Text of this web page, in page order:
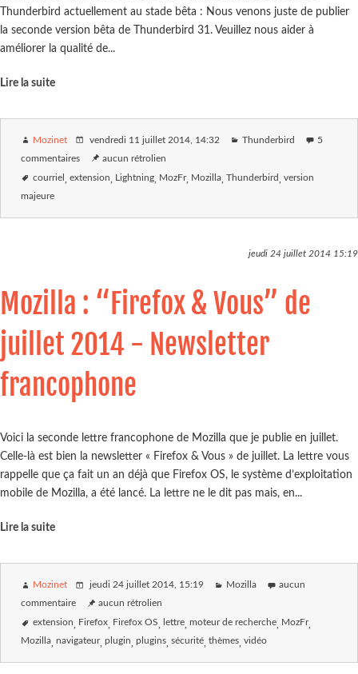
Thunderbird actuellement au stade bêta : Nous venons juste de publier
la seconde version bêta de Thunderbird 31. Veuillez nous aider à
améliorer la qualité de...
Lire la suite
Mozinet vendredi 11 juillet 2014 , 14:32 Thunderbird 5
commentaires aucun rétrolien
courriel extension Lightning MozFr Mozilla Thunderbird version
majeure
jeudi 24 juillet 2014 15:19
Mozilla : “Firefox & Vous” de
juillet 2014 - Newsletter
francophone
Voici la seconde lettre francophone de Mozilla que je publie en juillet.
Celle-là est bien la newsletter « Firefox & Vous » de juillet. La lettre vous
rappelle que ça fait un an déjà que Firefox OS, le système d’exploitation
mobile de Mozilla, a été lancé. La lettre ne le dit pas mais, en...
Lire la suite
Mozinet jeudi 24 juillet 2014, 15:19 Mozilla aucun
commentaire aucun rétrolien
extension Firefox Firefox OS lettre moteur de recherche MozFr
Mozilla navigateur plugin plugins sécurité thèmes vidéo